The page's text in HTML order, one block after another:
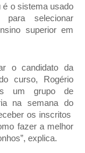
é o sistema usado
selecionar
superior em
o candidato da
curso, Rogério
um grupo de
na semana do
os inscritos
fazer a melhor
explica.